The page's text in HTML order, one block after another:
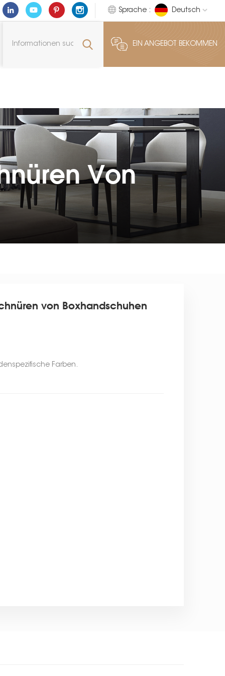
Sprache : Deutsch
EIN ANGEBOT BEKOMMEN
Von
von Boxhandschuhen
Farben.